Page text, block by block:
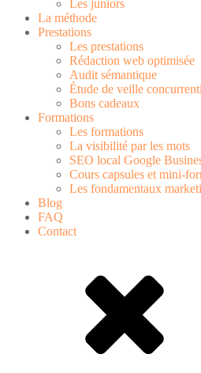
Les juniors
La méthode
Prestations
Les prestations
Rédaction web optimisée
Audit sémantique
Étude de veille
Bons cadeaux
Formations
Les formations
La visibilité par les mots
SEO local Google
Cours capsules et mini-
Les fondamentaux
Blog
FAQ
Contact